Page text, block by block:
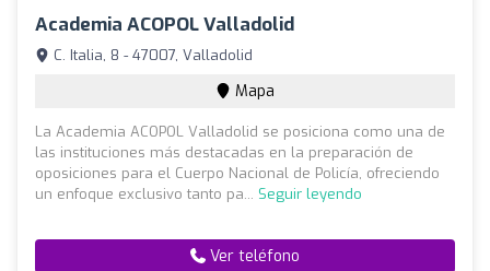
Academia ACOPOL Valladolid
C. Italia, 8 - 47007, Valladolid
Mapa
La Academia ACOPOL Valladolid se posiciona como una de
las instituciones más destacadas en la preparación de
oposiciones para el Cuerpo Nacional de Policía, ofreciendo
un enfoque exclusivo tanto pa... Seguir leyendo
Ver teléfono